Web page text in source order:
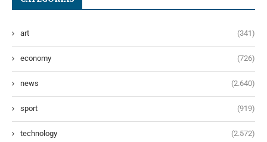
art (341)
economy (726)
news (2.640)
sport (919)
technology (2.572)